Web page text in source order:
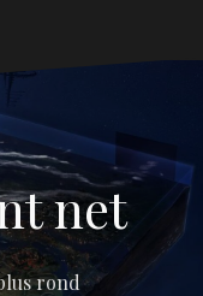
net
rond